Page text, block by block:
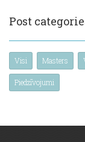
Post
Visi Masters
Piedzīvojumi